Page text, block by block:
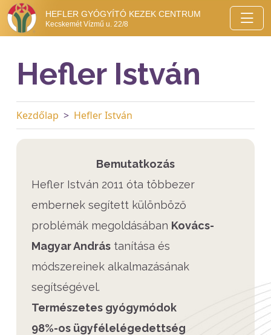
HEFLER GYÓGYÍTÓ KEZEK CENTRUM
Kecskemét Vízmű u. 22/8
Hefler István
Kezdőlap Hefler István
​Bemutatkozás
Hefler István 2011 óta többezer
embernek segített különböző
problémák megoldásában Kovács-
Magyar András tanítása és
módszereinek alkalmazásának
segítségével.
Természetes gyógymódok
98%-os ügyfélelégedettség